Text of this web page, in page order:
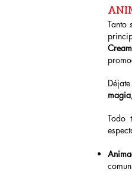
Tanto
Todo